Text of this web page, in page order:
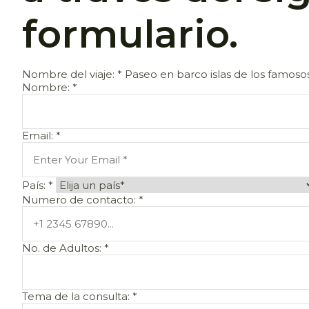
formulario.
Nombre del viaje: * Paseo en barco islas de los
Nombre: *
Email: *
País: *
Numero de contacto: *
No. de Adultos: *
Tema de la consulta: *